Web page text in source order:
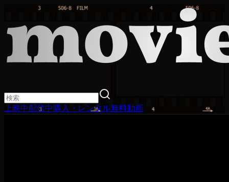
上映中配信中購入・レンタル無料動画